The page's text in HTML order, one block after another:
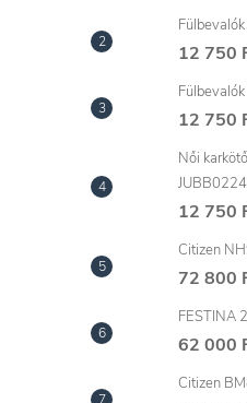
12 750
12 750
Női
12 750
Citizen
72 800
FESTINA
62 000
Citizen